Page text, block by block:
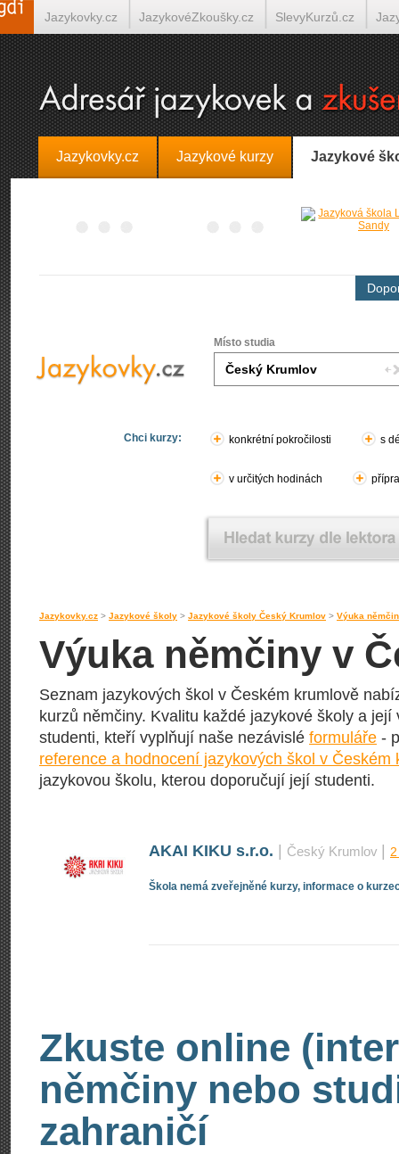
Jazykovky.cz Jazykové kurzy Jazykové
Místo studia
Chci kurzy: konkrétní pokročilosti s
v určitých hodinách
Jazykovky.cz > Jazykové školy > Jazykové školy Český Krumlov > Výuka
Výuka němčiny v
Seznam jazykových škol v Českém krumlově
kurzů němčiny. Kvalitu každé jazykové školy a
studenti, kteří vyplňují naše nezávislé formuláře -
reference a hodnocení jazykových škol v Českém
jazykovou školu, kterou doporučují její studenti.
AKAI KIKU s.r.o. Český Krumlov
Škola nemá zveřejněné kurzy, informace o
Zkuste online
němčiny nebo
zahraničí
Jazykovky.cz JazykovéZkoušky.cz SlevyKurzů.cz
Španělština on-line Italština on-line Tlumočení-